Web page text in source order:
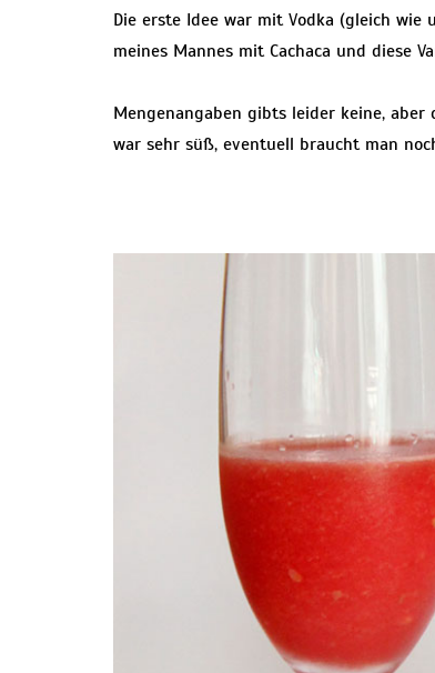
Die erste Idee war mit Vodka (gleich wie
meines Mannes mit Cachaca und diese
Mengenangaben gibts leider keine, aber
war sehr süß, eventuell braucht man